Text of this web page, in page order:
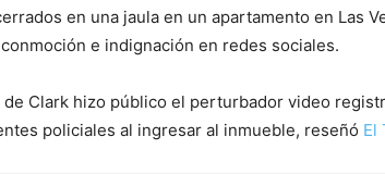
en una jaula en un apartamento en Las
e indignación en redes sociales.
Clark hizo público el perturbador video
policiales al ingresar al inmueble, reseñó El